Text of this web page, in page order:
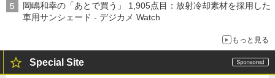
岡嶋和幸の「あとで買う」 1,905点目：放射冷却素材を採用した
車用サンシェード - デジカメ Watch
もっと見る
Special Site